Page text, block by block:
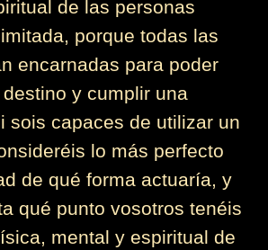
de las personas
porque todas las
encarnadas para poder
y cumplir una
sois capaces de utilizar un
lo más perfecto
de qué forma actuaría, y
qué punto vosotros tenéis
mental y espiritual de